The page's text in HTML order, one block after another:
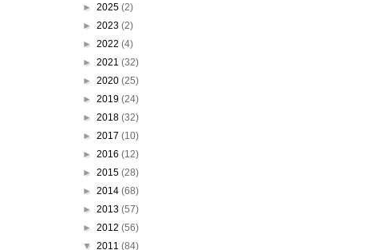
► 2025 (2)
► 2023 (2)
► 2022 (4)
► 2021 (32)
► 2020 (25)
► 2019 (24)
► 2018 (32)
► 2017 (10)
► 2016 (12)
► 2015 (28)
► 2014 (68)
► 2013 (57)
► 2012 (56)
▼ 2011 (84)